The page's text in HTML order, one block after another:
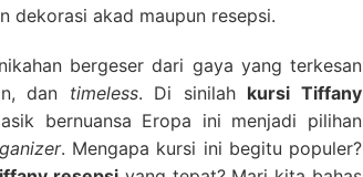
dekorasi akad maupun resepsi.
bergeser dari gaya yang terkesan
dan timeless. Di sinilah kursi Tiffany
bernuansa Eropa ini menjadi pilihan
. Mengapa kursi ini begitu populer?